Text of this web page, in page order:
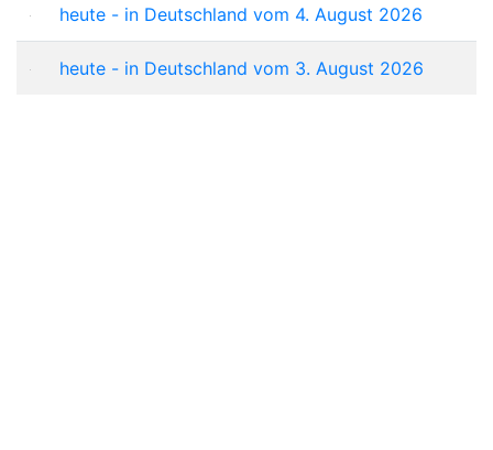
heute - in Deutschland vom 4. August 2026
heute - in Deutschland vom 3. August 2026